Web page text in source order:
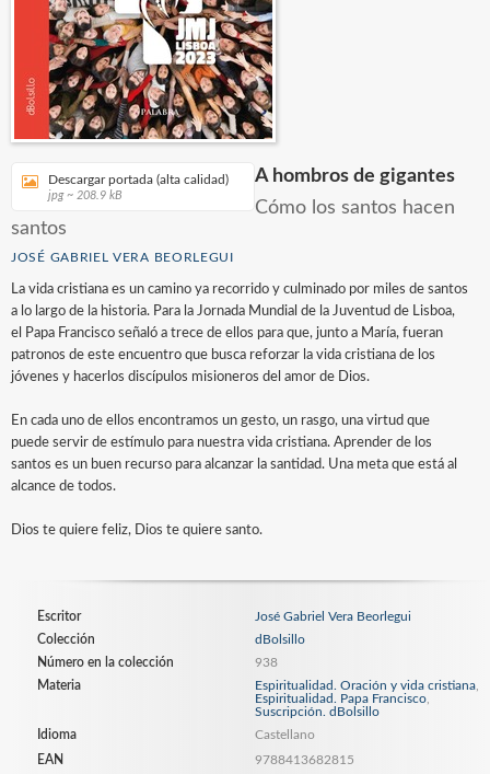
Descargar portada (alta calidad)
jpg ~ 208.9 kB
A hombros de gigantes
Cómo los santos hacen
santos
JOSÉ GABRIEL VERA BEORLEGUI
La vida cristiana es un camino ya recorrido y culminado por miles de santos
a lo largo de la historia. Para la Jornada Mundial de la Juventud de Lisboa,
el Papa Francisco señaló a trece de ellos para que, junto a María, fueran
patronos de este encuentro que busca reforzar la vida cristiana de los
jóvenes y hacerlos discípulos misioneros del amor de Dios.
En cada uno de ellos encontramos un gesto, un rasgo, una virtud que
puede servir de estímulo para nuestra vida cristiana. Aprender de los
santos es un buen recurso para alcanzar la santidad. Una meta que está al
alcance de todos.
Dios te quiere feliz, Dios te quiere santo.
Escritor
José Gabriel Vera Beorlegui
Colección
dBolsillo
Número en la colección
938
Materia
Espiritualidad. Oración y vida cristiana,
Espiritualidad. Papa Francisco,
Suscripción. dBolsillo
Idioma
Castellano
EAN
9788413682815